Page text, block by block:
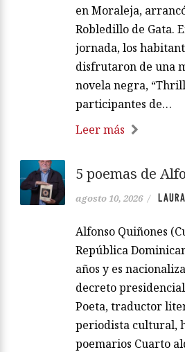
en Moraleja,
Robledillo de Gata.
jornada, los
disfrutaron de una
novela negra,
participantes de…
Leer más
5 poemas de
agosto 10, 2026 /
Alfonso Quiñones
República
años y es
decreto
Poeta, traductor
periodista cultural,
poemarios Cuarto